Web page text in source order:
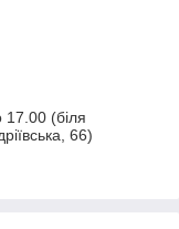
17.00 (біля
66)